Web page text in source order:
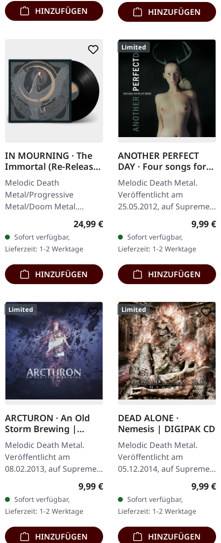
HINZUFÜGEN HINZUFÜGEN
IN MOURNING · The
Immortal (Re-Release)
| BLACK LP
Melodic Death
Metal/Progressive
Metal/Doom Metal.
27.03.2026, auf Supreme
Chaos Records.
Schwarzes Vinyl mit
Insert. Zweite Auflage…
Regulärer Preis:
24,99 €
Sofort verfügbar,
Lieferzeit: 1-2 Werktage
HINZUFÜGEN
Limited
ANOTHER PERFECT
DAY · Four songs for
the left behind |
DIGIPAK CD
Melodic Death Metal.
Veröffentlicht am
25.05.2012, auf Supreme
Chaos Records. Limitierte
Erstauflage als DigiPak!
Kristian "Kohle"
Kohlmannslehner,…
9,99 €
Sofort verfügbar,
Lieferzeit: 1-2 Werktage
HINZUFÜGEN
Limited
ARCTURON · An Old
Storm Brewing |
DIGIPAK CD
Melodic Death Metal.
Veröffentlicht am
08.02.2013, auf Supreme
Chaos Records. Limitiert
Auflage als CD im DigiPak.
Aus den schweizer
Bergen steigen…
Regulärer Preis:
9,99 €
Sofort verfügbar,
Lieferzeit: 1-2 Werktage
HINZUFÜGEN
Limited
DEAD ALONE ·
Nemesis | DIGIPAK CD
Melodic Death Metal.
Veröffentlicht am
05.12.2014, auf Supreme
Chaos Records. Limitierte
DigiPak-Auflage, auf nur
100 Exemplare limitiert!
Mit…
9,99 €
Sofort verfügbar,
Lieferzeit: 1-2 Werktage
HINZUFÜGEN